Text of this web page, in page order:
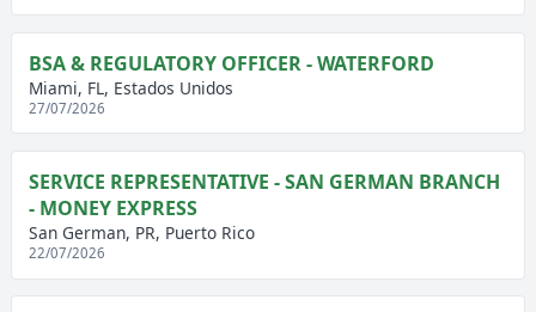
BSA & REGULATORY OFFICER - WATERFORD
Miami, FL, Estados Unidos
27/07/2026
SERVICE REPRESENTATIVE - SAN GERMAN BRANCH
- MONEY EXPRESS
San German, PR, Puerto Rico
22/07/2026